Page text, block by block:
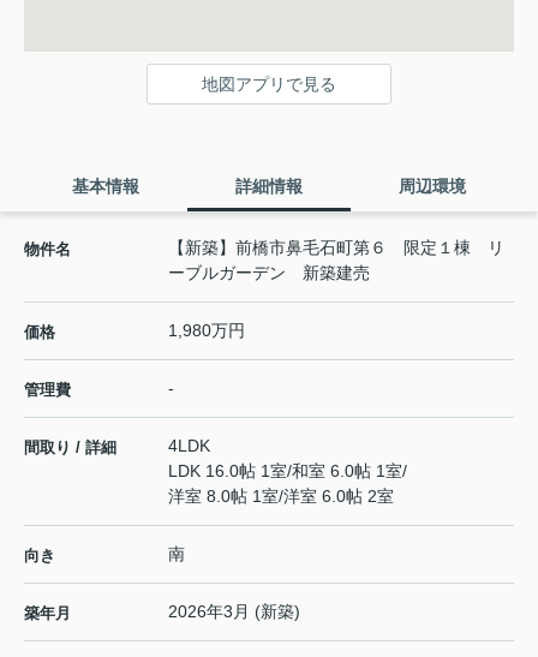
地図アプリで見る
基本情報 詳細情報 周辺環境
物件名
【新築】前橋市鼻毛石町第６ 限定１棟 リ
ーブルガーデン 新築建売
価格 1,980万円
管理費 -
間取り / 詳細
4LDK
LDK 16.0帖 1室/和室 6.0帖 1室/
洋室 8.0帖 1室/洋室 6.0帖 2室
向き 南
築年月 2026年3月 (新築)